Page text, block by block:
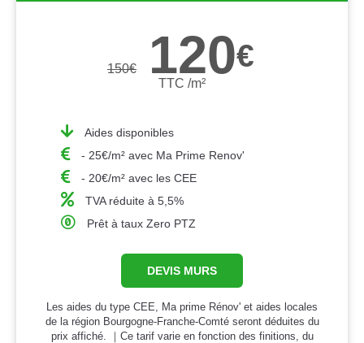
150€ 120€
TTC /m²
Aides disponibles
- 25€/m² avec Ma Prime Renov'
- 20€/m² avec les CEE
TVA réduite à 5,5%
Prêt à taux Zero PTZ
DEVIS MURS
Les aides du type CEE, Ma prime Rénov' et aides locales
de la région Bourgogne-Franche-Comté seront déduites du
prix affiché. ｜Ce tarif varie en fonction des finitions, du